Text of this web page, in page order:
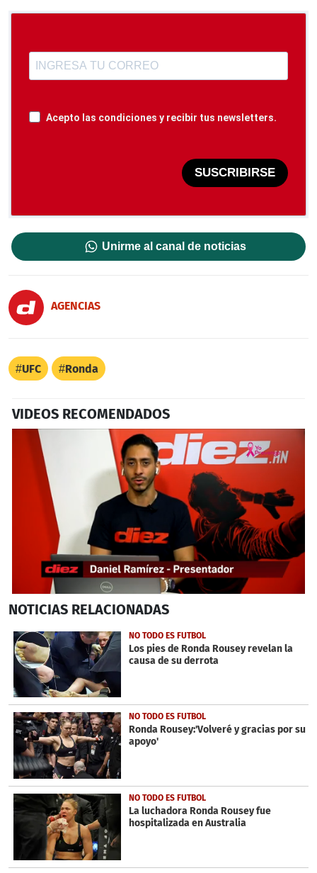
Acepto las condiciones y recibir tus newsletters.
SUSCRIBIRSE
Unirme al canal de noticias
AGENCIAS
UFC Ronda
VIDEOS RECOMENDADOS
seconds
2
minutes,
31
seconds
NOTICIAS RELACIONADAS
NO TODO ES FUTBOL
Los pies de Ronda Rousey revelan la
causa de su derrota
NO TODO ES FUTBOL
Ronda Rousey:'Volveré y gracias por su
apoyo'
NO TODO ES FUTBOL
La luchadora Ronda Rousey fue
hospitalizada en Australia